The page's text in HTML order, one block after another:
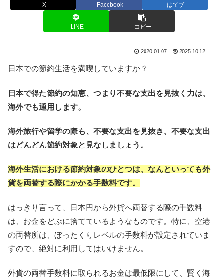
X Facebook はてブ
LINE コピー
2020.01.07 2025.10.12
日本での節約生活を満喫していますか？
日本で得た節約の知恵、つまり不要な支出を見抜く力は、
海外でも通用します。
海外旅行や留学の際も、不要な支出を見抜き、不要な支出
はどんどん節約対象と見なしましょう。
海外生活における節約対象のひとつは、なんといっても外
貨を両替する際にかかる手数料です。
はっきり言って、日本円から外貨へ両替する際の手数料
は、お金をどぶに捨てているようなものです。特に、空港
の両替所は、ぼったくりレベルの手数料が設定されていま
すので、絶対に利用してはいけません。
外貨の両替手数料に取られるお金は最低限にして、賢く海